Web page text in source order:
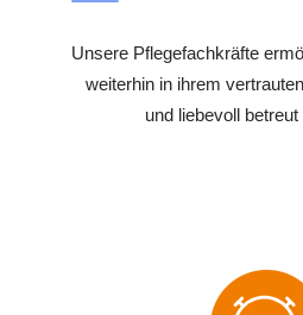
Unsere Pflegefachkräfte
weiterhin in ihrem
und liebevoll